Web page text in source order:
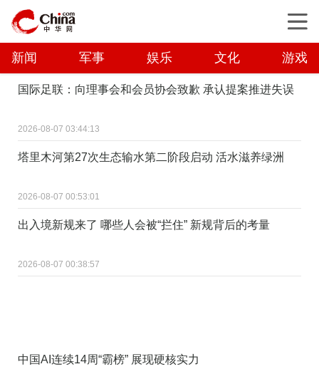
新闻 军事 娱乐 文化 游戏
国际足联：向理事会和会员协会致歉 承认提案推进失误
2026-08-07 03:44:13
塔里木河第27次生态输水第二阶段启动 活水滋养绿洲
2026-08-07 00:53:01
出入境新规来了 哪些人会被“拦住” 新规背后的考量
2026-08-07 00:38:57
中国AI连续14周“霸榜” 展现硬核实力